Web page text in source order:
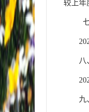
较上年
八
九